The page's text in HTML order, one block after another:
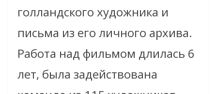
голландского художника и
письма из его личного архива.
Работа над фильмом длилась 6
лет, была задействована